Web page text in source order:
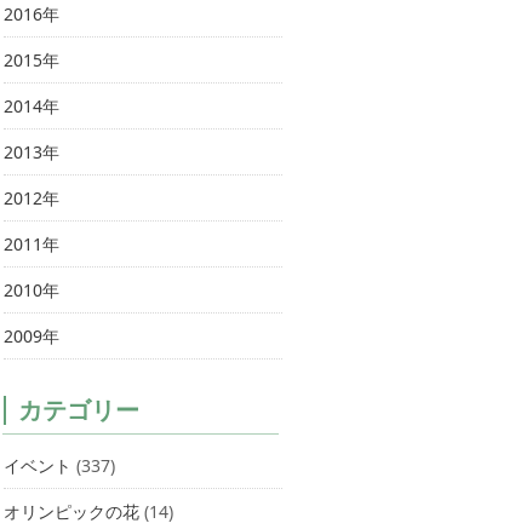
2016年
2015年
2014年
2013年
2012年
2011年
2010年
2009年
カテゴリー
イベント (337)
オリンピックの花 (14)